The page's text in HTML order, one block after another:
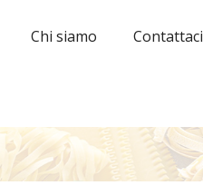
Chi siamo Contattaci